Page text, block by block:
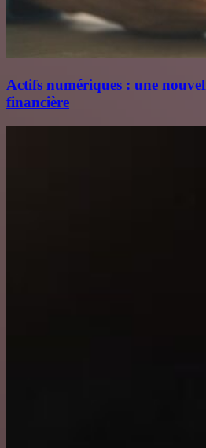
Actifs numériques : une
financière